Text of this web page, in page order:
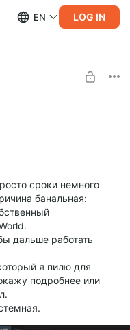
EN LOG IN
сроки немного
банальная:
дальше работать
я пилю для
подробнее или